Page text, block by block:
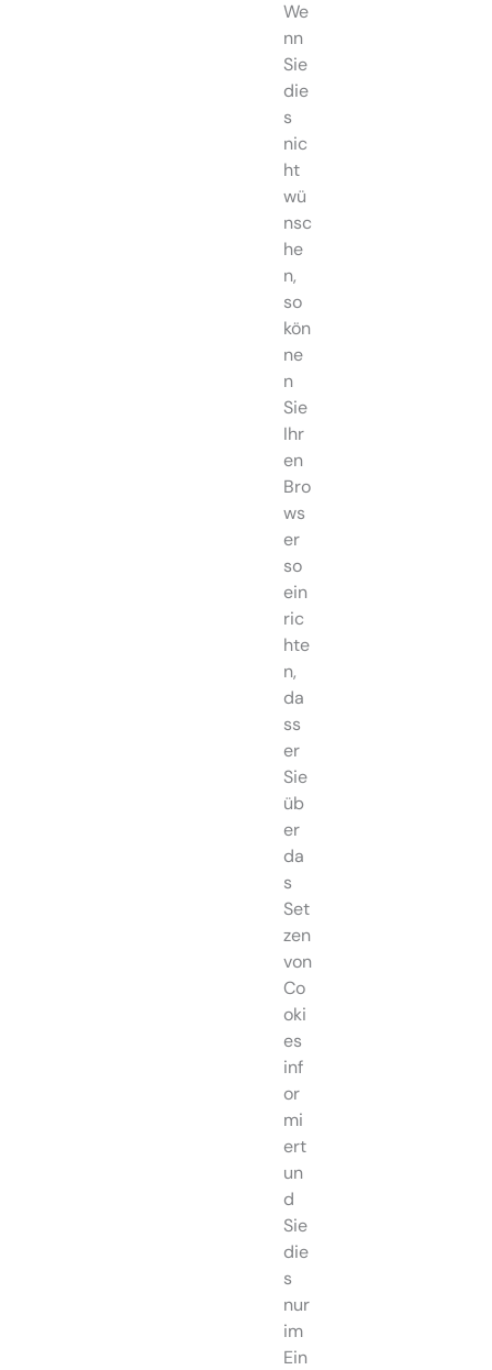
We
nn
Sie
die
s
nic
ht
wü
nsc
he
n,
so
kön
ne
n
Sie
Ihr
en
Bro
ws
er
so
ein
ric
hte
n,
da
ss
er
Sie
üb
er
da
s
Set
zen
von
Co
oki
es
inf
or
mi
ert
un
d
Sie
die
s
nur
im
Ein